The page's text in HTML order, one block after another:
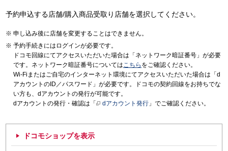
予約申込する店舗/購入商品受取り店舗を選択してください。
申し込み後に店舗を変更することはできません。
予約手続きにはログインが必要です。
ドコモ回線にてアクセスいただいた場合は「ネットワーク暗証番号」が必要
です。ネットワーク暗証番号についてはこちら をご確認ください。
Wi-Fiまたはご自宅のインターネット環境にてアクセスいただいた場合は「d
アカウントのID／パスワード」が必要です。ドコモの契約回線をお持ちでな
い方も、dアカウントの発行が可能です。
dアカウントの発行・確認は「
dアカウント発行 」でご確認ください。
ドコモショップを表示